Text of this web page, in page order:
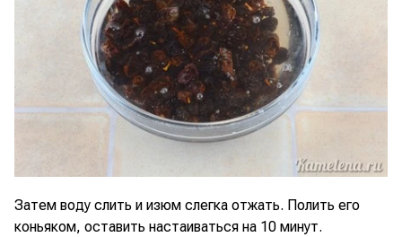
Затем воду слить и изюм слегка отжать. Полить его
коньяком, оставить настаиваться на 10 минут.